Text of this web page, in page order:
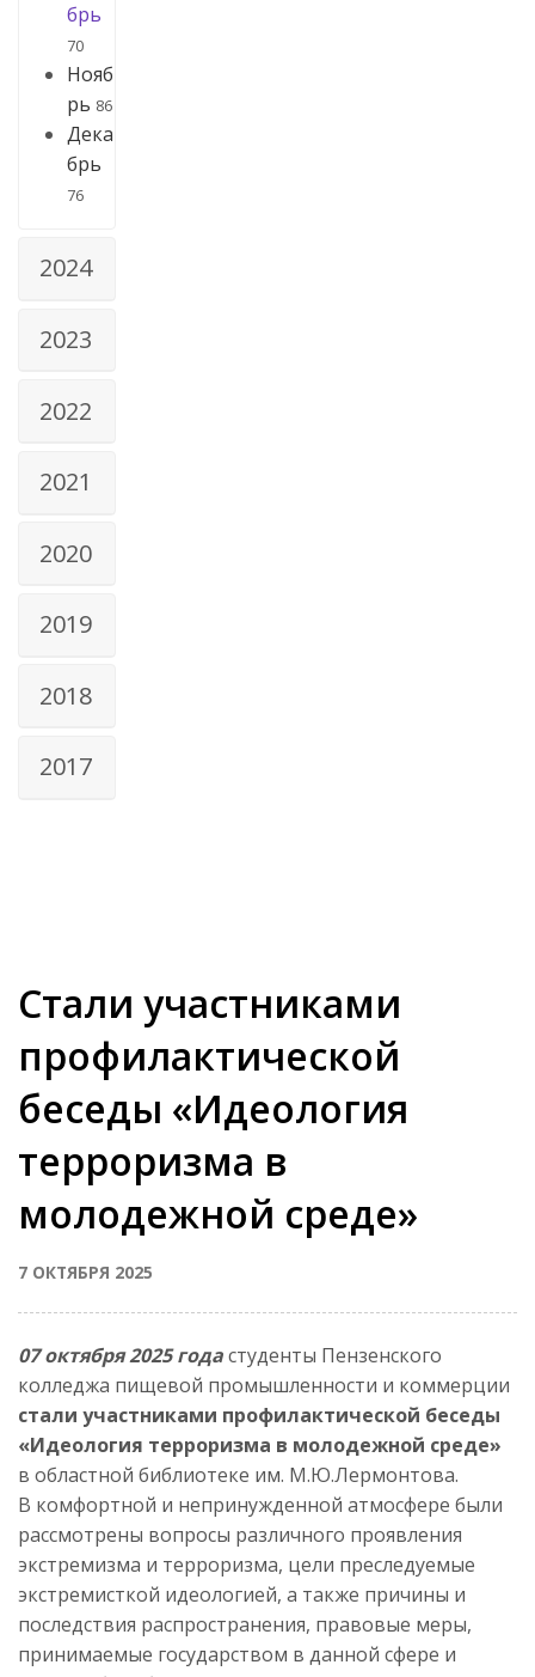
брь
70
Нояб
рь 86
Дека
брь
76
2024
2023
2022
2021
2020
2019
2018
2017
Стали участниками
профилактической
беседы «Идеология
терроризма в
молодежной среде»
7 ОКТЯБРЯ 2025
07 октября 2025 годастуденты Пензенского
колледжа пищевой промышленности и коммерции
стали участниками профилактической беседы
«Идеология терроризма в молодежной среде»
в областной библиотеке им. М.Ю.Лермонтова.
В комфортной и непринужденной атмосфере были
рассмотрены вопросы различного проявления
экстремизма и терроризма, цели преследуемые
экстремисткой идеологией, а также причины и
последствия распространения, правовые меры,
принимаемые государством в данной сфере и